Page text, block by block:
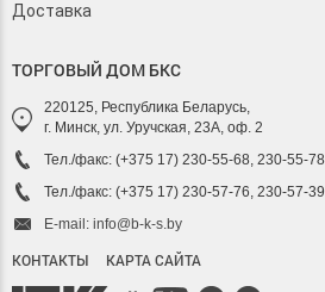
Доставка
ТОРГОВЫЙ ДОМ БКС
220125, Республика Беларусь,
г. Минск, ул. Уручская, 23А, оф. 2
Тел./факс: (+375 17) 230-55-68, 230-55-78
Тел./факс: (+375 17) 230-57-76, 230-57-39
E-mail: info@b-k-s.by
КОНТАКТЫ КАРТА САЙТА